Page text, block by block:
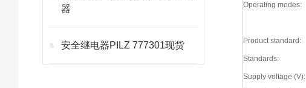
器
安全继电器PILZ 777301现货
Operating modes:
Product standard:
Standards:
Supply voltage (V):